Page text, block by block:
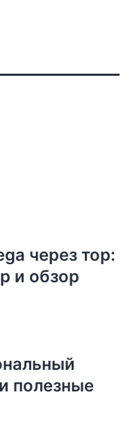
через тор:
и обзор
полезные